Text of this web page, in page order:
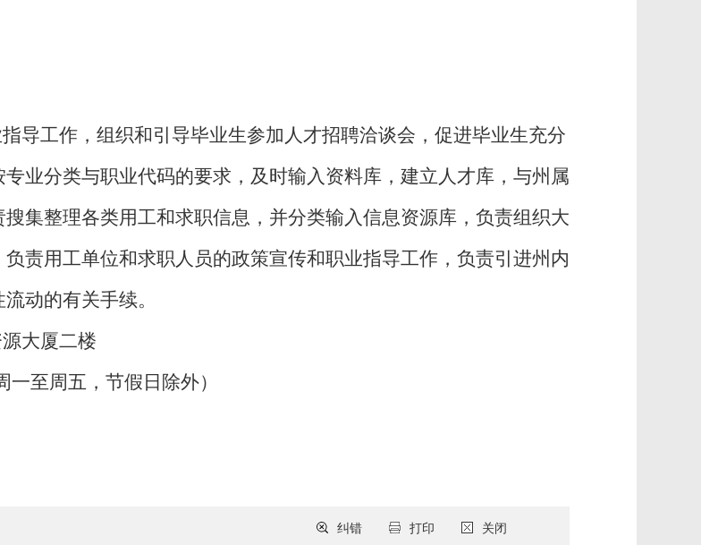
导工作，组织和引导毕业生参加人才招聘洽谈会，促进毕业生充分
业分类与职业代码的要求，及时输入资料库，建立人才库，与州属
集整理各类用工和求职信息，并分类输入信息资源库，负责组织大
责用工单位和求职人员的政策宣传和职业指导工作，负责引进州内
动的有关手续。
大厦二楼
至周五，节假日除外）
关闭
打印
纠错